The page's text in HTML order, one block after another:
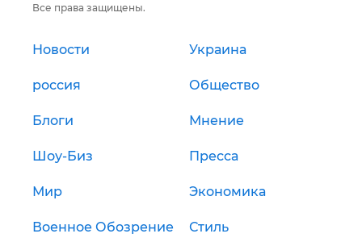
Все права защищены.
Новости Украина
россия Общество
Блоги Мнение
Шоу-Биз Пресса
Мир Экономика
Военное Обозрение Стиль